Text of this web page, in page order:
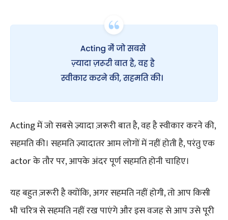
Acting में जो सबसे ज़्यादा ज़रूरी बात है, वह है स्वीकार करने की,
सहमति की। सहमति ज़्यादातर आम लोगों में नहीं होती है, परंतु एक
actor के तौर पर, आपके अंदर पूर्ण सहमति होनी चाहिए।
यह बहुत ज़रूरी है क्योंकि, अगर सहमति नहीं होगी, तो आप किसी
भी चरित्र से सहमति नहीं रख पाएंगे और इस वजह से आप उसे पूरी